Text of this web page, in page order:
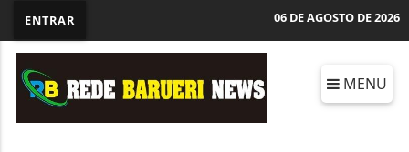
ENTRAR 06 DE AGOSTO DE 2026
MENU